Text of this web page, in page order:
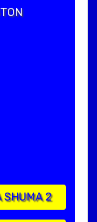
2